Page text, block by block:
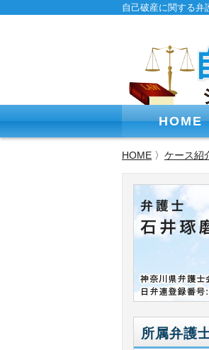
自己破産に関する弁
HOME
HOME 〉 ケース紹
所属弁護